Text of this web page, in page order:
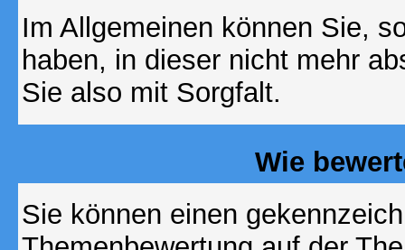
Im Allgemeinen können Sie,
haben, in dieser nicht mehr
Sie also mit Sorgfalt.
Wie
Sie können einen